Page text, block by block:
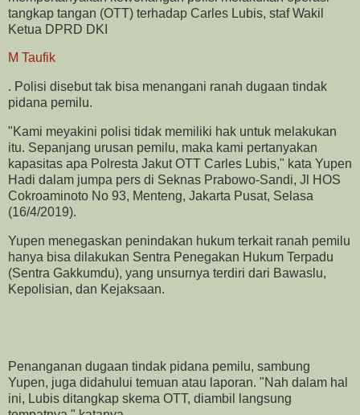
tangkap tangan (OTT) terhadap Carles Lubis, staf Wakil
Ketua DPRD DKI
M Taufik
. Polisi disebut tak bisa menangani ranah dugaan tindak
pidana pemilu.
"Kami meyakini polisi tidak memiliki hak untuk melakukan
itu. Sepanjang urusan pemilu, maka kami pertanyakan
kapasitas apa Polresta Jakut OTT Carles Lubis," kata Yupen
Hadi dalam jumpa pers di Seknas Prabowo-Sandi, Jl HOS
Cokroaminoto No 93, Menteng, Jakarta Pusat, Selasa
(16/4/2019).
Yupen menegaskan penindakan hukum terkait ranah pemilu
hanya bisa dilakukan Sentra Penegakan Hukum Terpadu
(Sentra Gakkumdu), yang unsurnya terdiri dari Bawaslu,
Kepolisian, dan Kejaksaan.
Penanganan dugaan tindak pidana pemilu, sambung
Yupen, juga didahului temuan atau laporan. "Nah dalam hal
ini, Lubis ditangkap skema OTT, diambil langsung